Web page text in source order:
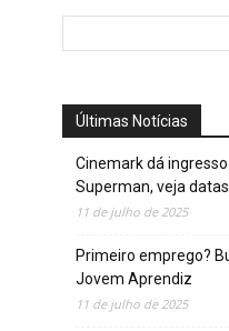
Últimas Notícias
Cinemark dá
Superman, veja
11 de julho de 2025
Primeiro emprego?
Jovem Aprendiz
11 de julho de 2025